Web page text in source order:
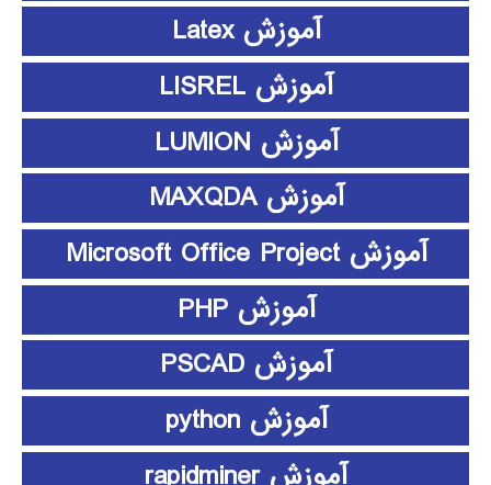
آموزش Latex
آموزش LISREL
آموزش LUMION
آموزش MAXQDA
آموزش Microsoft Office Project
آموزش PHP
آموزش PSCAD
آموزش python
آموزش rapidminer